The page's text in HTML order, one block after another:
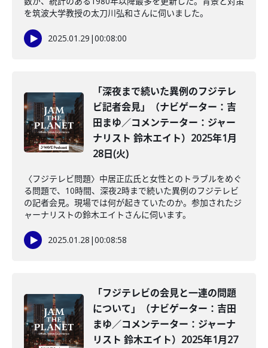
を筑波大学教授の太刀川弘和さんに伺いました。
2025.01.29 |00:08:00
「深夜まで続いた異例のフジテレ
ビ記者会見」（ナビゲーター：吉
田まゆ／コメンテーター：ジャー
ナリスト 鈴木エイト）2025年1月
28日(火)
〈フジテレビ問題〉中居正広氏と女性とのトラブルをめぐ
る問題で、10時間、深夜2時まで続いた異例のフジテレビ
の記者会見。現場では何が起きていたのか。参加されたジ
ャーナリストの鈴木エイトさんに伺います。
2025.01.28 |00:08:58
「フジテレビの会見と一連の問題
について」（ナビゲーター：吉田
まゆ／コメンテーター：ジャーナ
リスト 鈴木エイト）2025年1月27